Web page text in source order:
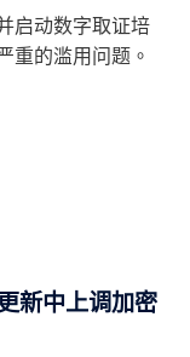
启动数字取证培
重的滥用问题。
新中上调加密